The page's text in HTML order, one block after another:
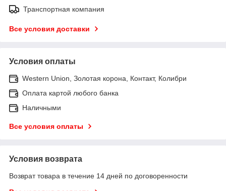
Транспортная компания
Все условия доставки
Условия оплаты
Western Union, Золотая корона, Контакт, Колибри
Оплата картой любого банка
Наличными
Все условия оплаты
Условия возврата
Возврат товара в течение 14 дней по договоренности